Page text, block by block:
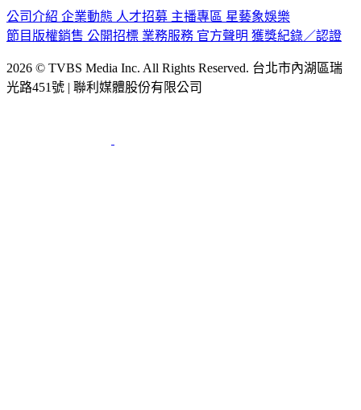
公司介紹 企業動態 人才招募 主播專區 星藝象娛樂
節目版權銷售 公開招標 業務服務 官方聲明 獲獎紀錄／認證
2026 © TVBS Media Inc. All Rights Reserved. 台北市內湖區瑞
光路451號 | 聯利媒體股份有限公司